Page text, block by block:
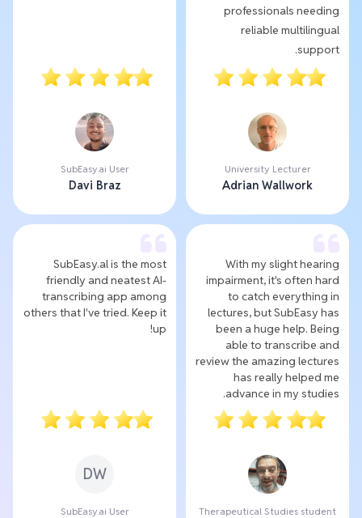
professionals needing
reliable multilingual
support.
University Lecturer
Adrian Wallwork
SubEasy.ai User
Davi Braz
With my slight hearing
impairment, it's often hard
to catch everything in
lectures, but SubEasy has
been a huge help. Being
able to transcribe and
review the amazing lectures
has really helped me
advance in my studies.
Therapeutical Studies student
SubEasy.al is the most
friendly and neatest AI-
transcribing app among
others that I've tried. Keep it
up!
DW
SubEasy.ai User